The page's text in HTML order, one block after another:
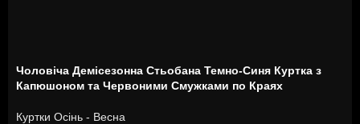
Чоловіча Демісезонна Стьобана Темно-Синя Куртка з
Капюшоном та Червоними Смужками по Краях
Куртки Осінь - Весна